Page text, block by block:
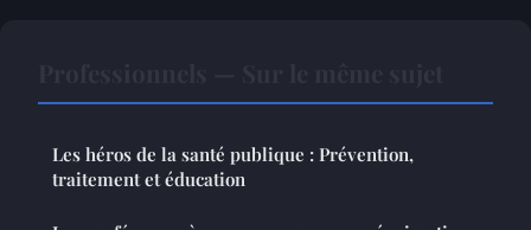
Les héros de la santé publique : Prévention,
traitement et éducation